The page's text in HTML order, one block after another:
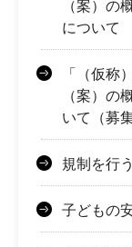
（案）の
について
「（仮称
（案）の
いて（募
規制を行
子どもの